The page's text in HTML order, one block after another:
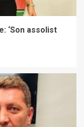
‘Son assolist